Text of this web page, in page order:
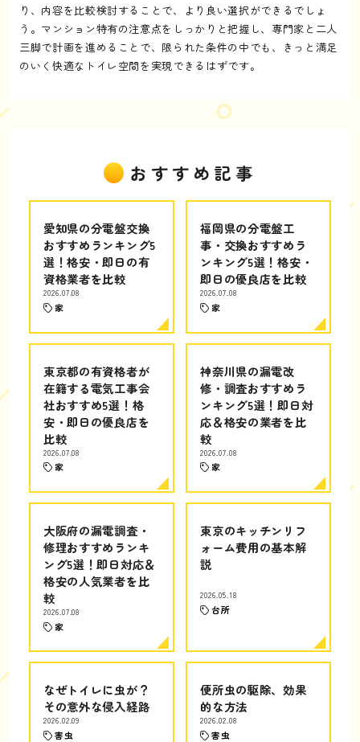
り、内容を比較検討することで、より良い選択ができるでしょ
う。マンション特有の注意点をしっかりと把握し、専門家と二人
三脚で計画を進めることで、限られた条件の中でも、きっと満足
のいく快適なトイレ空間を実現できるはずです。
おすすめ記事
愛知県の分電盤交換
おすすめランキング5
選！格安・即日の有
資格業者を比較
2026.07.08
家
福岡県の分電盤工
事・交換おすすめラ
ンキング5選！格安・
即日の優良店を比較
2026.07.08
家
東京都の有資格者が
在籍する電気工事会
社おすすめ5選！格
安・即日の優良店を
比較
2026.07.08
家
神奈川県の漏電改
修・調査おすすめラ
ンキング5選！即日対
応＆格安の業者を比
較
2026.07.08
家
大阪府の漏電調査・
修理おすすめランキ
ング5選！即日対応＆
格安の人気業者を比
較
2026.07.08
家
東京のキッチンリフ
ォーム費用の基本解
説
2026.05.18
台所
なぜトイレに虫が？
その意外な侵入経路
2026.02.09
害虫
便所虫の駆除、効果
的な方法
2026.02.08
害虫